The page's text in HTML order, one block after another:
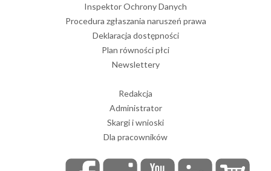
Inspektor Ochrony Danych
Procedura zgłaszania naruszeń prawa
Deklaracja dostępności
Plan równości płci
Newslettery
Redakcja
Administrator
Skargi i wnioski
Dla pracowników